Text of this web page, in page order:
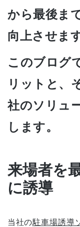
から最後ま
向上させます
このブログ
リットと、
社のソリュ
します。
来場者を
に誘導
当社の駐車場誘導